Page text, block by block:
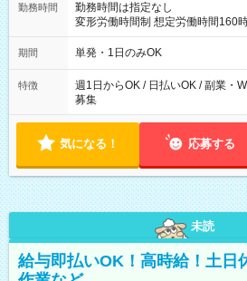
勤務時間
勤務時間は指定なし
変形労働時間制 想定労働時間160時間/月 【シフト例】
～21：00
期間 単発・1日のみOK
特徴
週1日からOK / 日払いOK / 副業・
募集
気になる！ 応募する
未読
給与即払いOK！高時給！土日